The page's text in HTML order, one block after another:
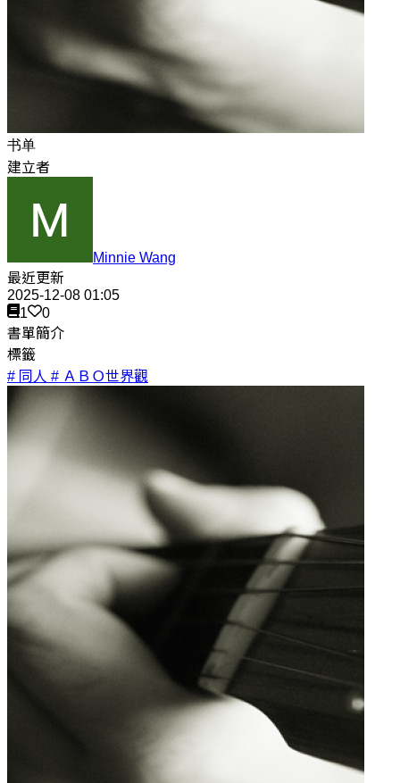
书单
建立者
Minnie Wang
最近更新
2025-12-08 01:05
1
0
書單簡介
標籤
# 同人 # ＡＢＯ世界觀